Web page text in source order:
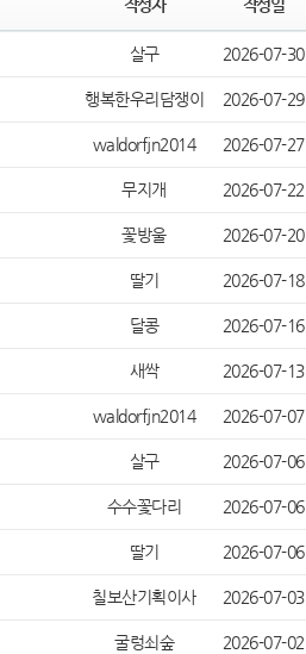
작성자 작성일
살구 2026-07-30
행복한우리담쟁이 2026-07-29
waldorfjn2014 2026-07-27
무지개 2026-07-22
꽃방울 2026-07-20
딸기 2026-07-18
달콩 2026-07-16
새싹 2026-07-13
waldorfjn2014 2026-07-07
살구 2026-07-06
수수꽃다리 2026-07-06
딸기 2026-07-06
칠보산기획이사 2026-07-03
굴렁쇠숲 2026-07-02